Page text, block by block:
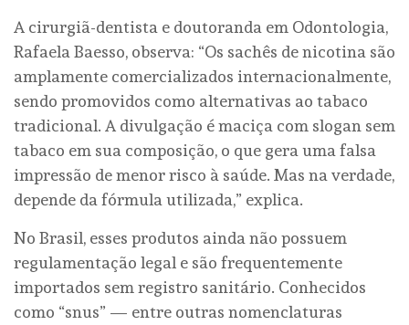
A cirurgiã-dentista e doutoranda em Odontologia,
Rafaela Baesso, observa: “Os sachês de nicotina são
amplamente comercializados internacionalmente,
sendo promovidos como alternativas ao tabaco
tradicional. A divulgação é maciça com slogan sem
tabaco em sua composição, o que gera uma falsa
impressão de menor risco à saúde. Mas na verdade,
depende da fórmula utilizada,” explica.
No Brasil, esses produtos ainda não possuem
regulamentação legal e são frequentemente
importados sem registro sanitário. Conhecidos
como “snus” — entre outras nomenclaturas